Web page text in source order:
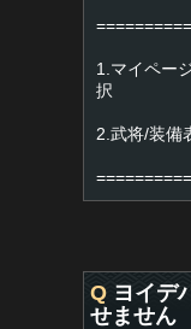
1.マイペー
択
2.武将/装備
Q ヨイデ
せません